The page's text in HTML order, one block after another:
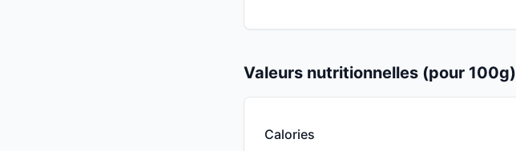
Valeurs nutritionnelles (pour 100g)
Calories